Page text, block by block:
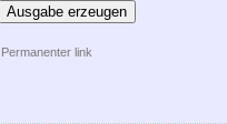
41
nodes near
Ausgabe erzeugen
Permanenter link